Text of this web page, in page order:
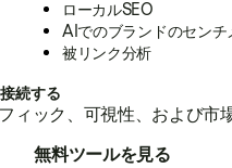
ローカルSEO
AIでのブランドのセンチ
被リンク分析
続する
ィック、可視性、および
無料ツールを見る